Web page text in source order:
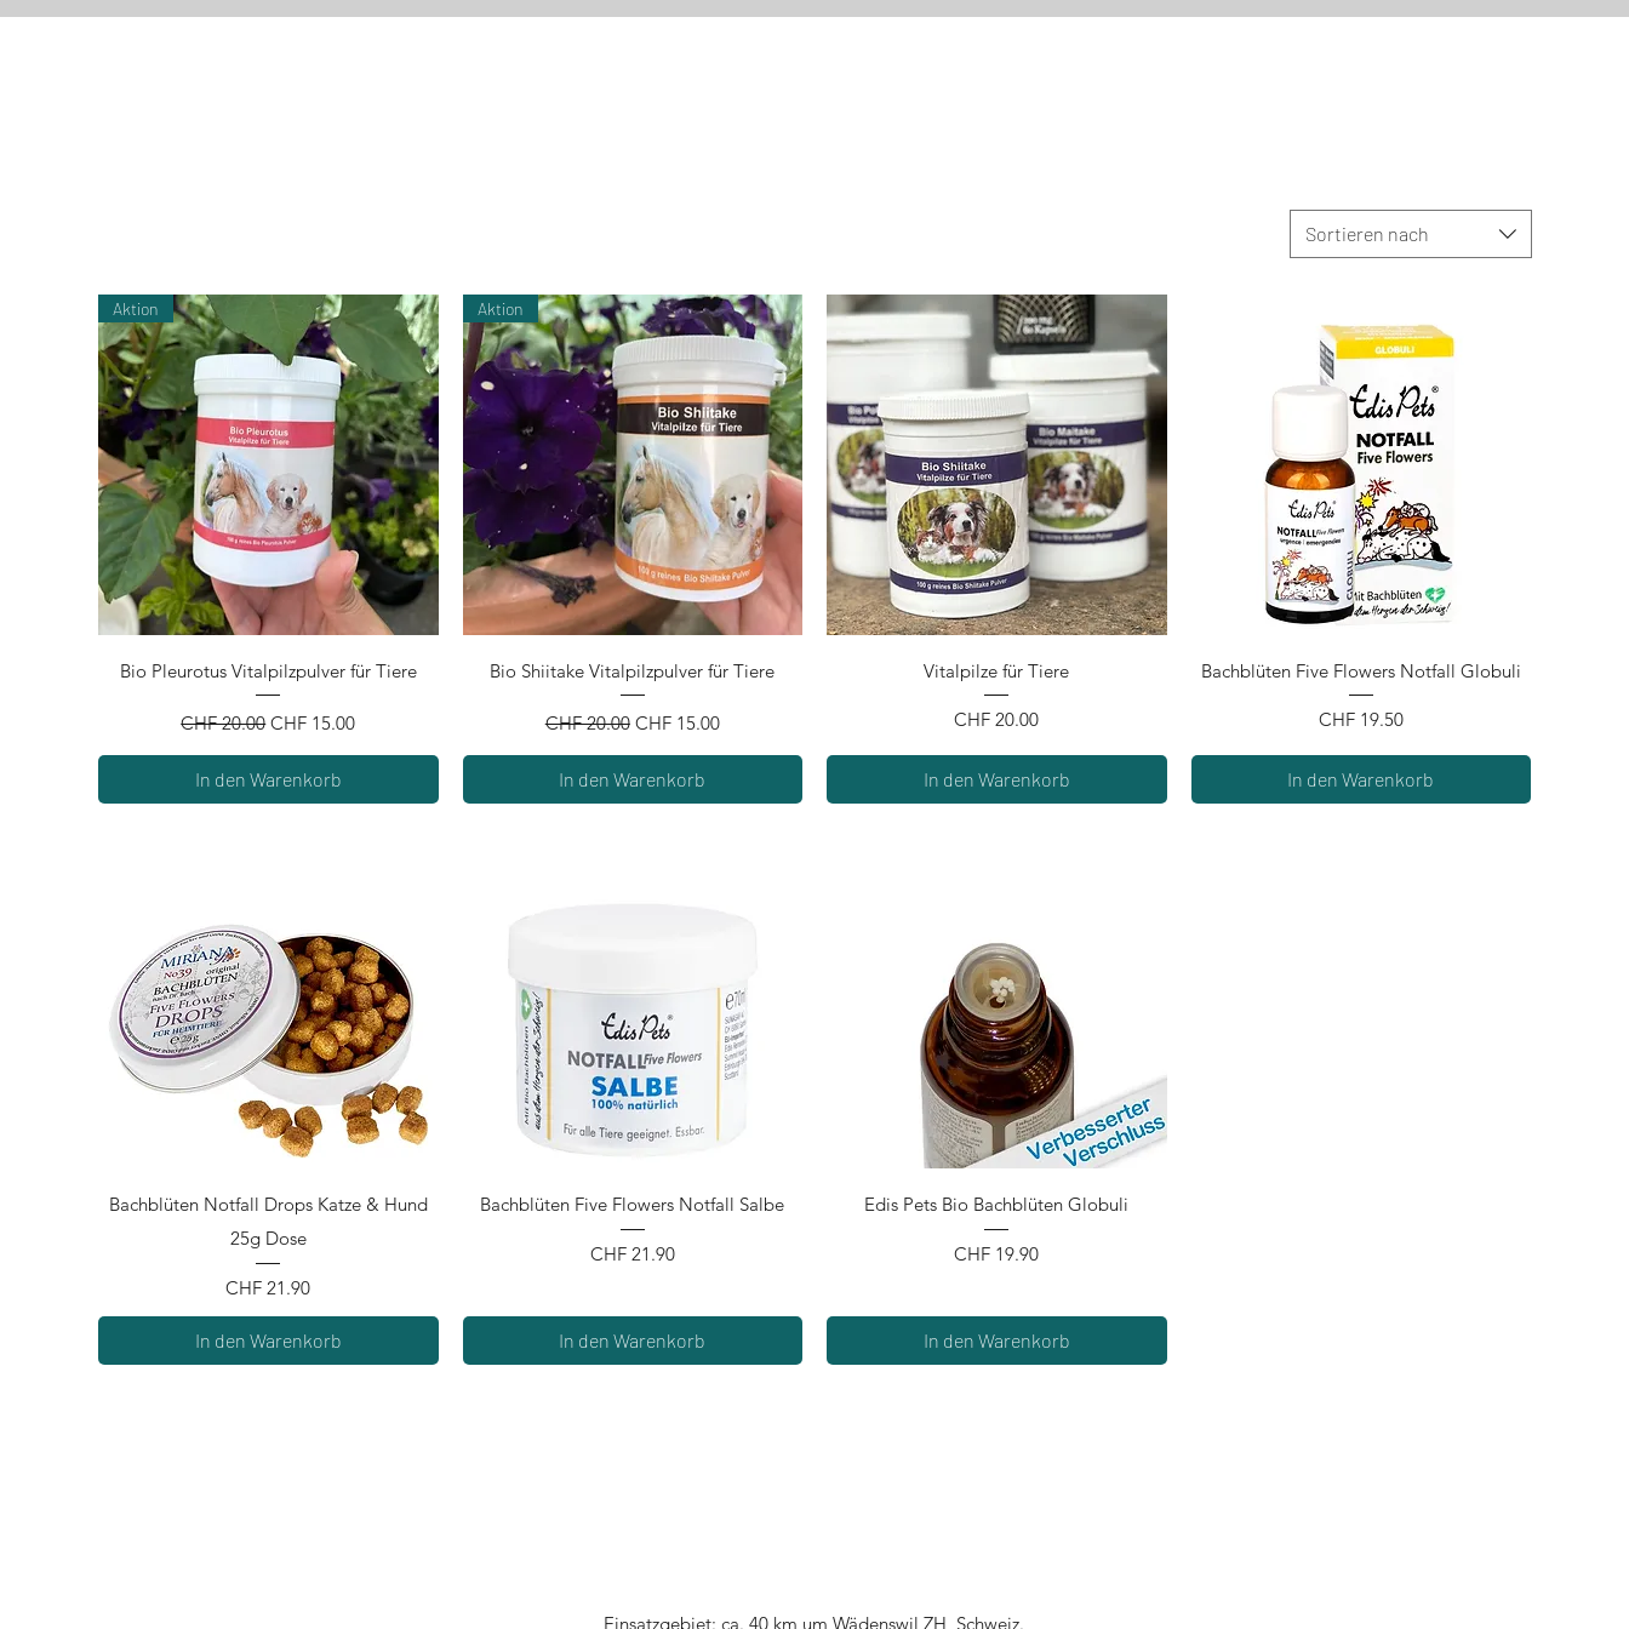
Sortieren nach
Schnellansicht
Aktion
Bio Pleurotus Vitalpilzpulver für Tiere
Standardpreis
CHF 20.00Sale-Preis
CHF 15.00
In den Warenkorb
Schnellansicht
Aktion
Bio Shiitake Vitalpilzpulver für Tiere
Standardpreis
CHF 20.00 Sale-Preis
CHF 15.00
In den Warenkorb
Schnellansicht
Vitalpilze für Tiere
Preis
CHF 20.00
In den Warenkorb
Schnellansicht
Bachblüten Five Flowers Notfall Globuli
Preis
CHF 19.50
In den Warenkorb
Schnellansicht
Bachblüten Notfall Drops Katze & Hund
25g Dose
Preis
CHF 21.90
In den Warenkorb
Schnellansicht
Bachblüten Five Flowers Notfall Salbe
Preis
CHF 21.90
In den Warenkorb
Schnellansicht
Edis Pets Bio Bachblüten Globuli
Preis
CHF 19.90
In den Warenkorb
Einsatzgebiet: ca. 40 km um Wädenswil ZH, Schweiz.